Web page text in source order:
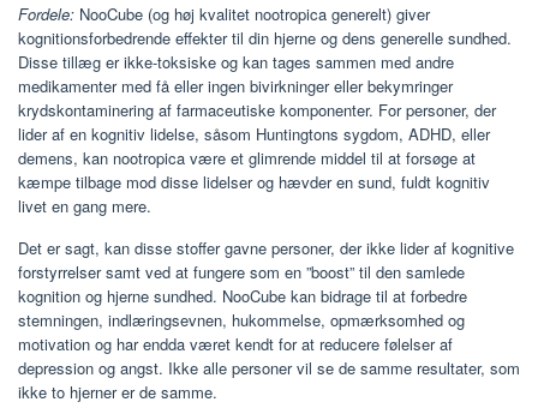
Fordele: NooCube (og høj kvalitet nootropica generelt) giver
kognitionsforbedrende effekter til din hjerne og dens generelle sundhed.
Disse tillæg er ikke-toksiske og kan tages sammen med andre
medikamenter med få eller ingen bivirkninger eller bekymringer
krydskontaminering af farmaceutiske komponenter. For personer, der
lider af en kognitiv lidelse, såsom Huntingtons sygdom, ADHD, eller
demens, kan nootropica være et glimrende middel til at forsøge at
kæmpe tilbage mod disse lidelser og hævder en sund, fuldt kognitiv
livet en gang mere.
Det er sagt, kan disse stoffer gavne personer, der ikke lider af kognitive
forstyrrelser samt ved at fungere som en ”boost” til den samlede
kognition og hjerne sundhed. NooCube kan bidrage til at forbedre
stemningen, indlæringsevnen, hukommelse, opmærksomhed og
motivation og har endda været kendt for at reducere følelser af
depression og angst. Ikke alle personer vil se de samme resultater, som
ikke to hjerner er de samme.